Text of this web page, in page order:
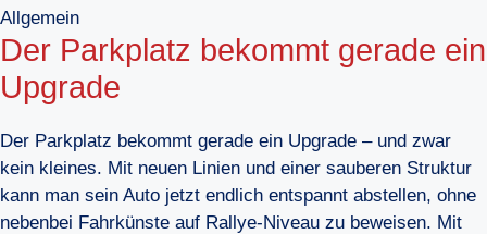
Allgemein
Der Parkplatz bekommt gerade ein
Upgrade
Der Parkplatz bekommt gerade ein Upgrade – und zwar
kein kleines. Mit neuen Linien und einer sauberen Struktur
kann man sein Auto jetzt endlich entspannt abstellen, ohne
nebenbei Fahrkünste auf Rallye-Niveau zu beweisen. Mit